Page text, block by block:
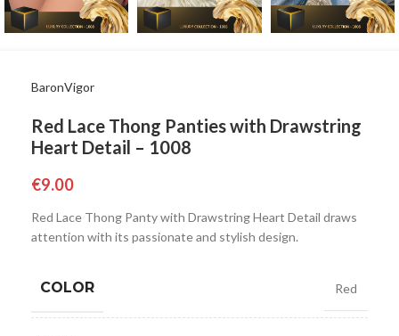
BaronVigor
Red Lace Thong Panties with Drawstring
Heart Detail – 1008
€9.00
Red Lace Thong Panty with Drawstring Heart Detail draws
attention with its passionate and stylish design.
COLOR Red